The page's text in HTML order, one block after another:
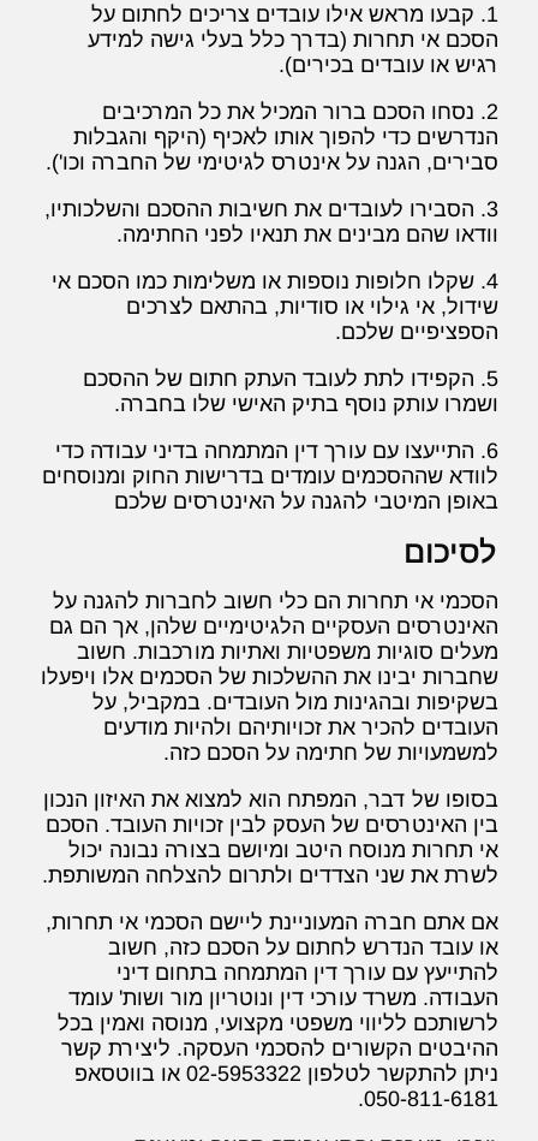
1. קבעו מראש אילו עובדים צריכים לחתום על
הסכם אי תחרות (בדרך כלל בעלי גישה למידע
רגיש או עובדים בכירים).
2. נסחו הסכם ברור המכיל את כל המרכיבים
הנדרשים כדי להפוך אותו לאכיף (היקף והגבלות
סבירים, הגנה על אינטרס לגיטימי של החברה וכו').
3. הסבירו לעובדים את חשיבות ההסכם והשלכותיו,
וודאו שהם מבינים את תנאיו לפני החתימה.
4. שקלו חלופות נוספות או משלימות כמו הסכם אי
שידול, אי גילוי או סודיות, בהתאם לצרכים
הספציפיים שלכם.
5. הקפידו לתת לעובד העתק חתום של ההסכם
ושמרו עותק נוסף בתיק האישי שלו בחברה.
6. התייעצו עם עורך דין המתמחה בדיני עבודה כדי
לוודא שההסכמים עומדים בדרישות החוק ומנוסחים
באופן המיטבי להגנה על האינטרסים שלכם
לסיכום
הסכמי אי תחרות הם כלי חשוב לחברות להגנה על
האינטרסים העסקיים הלגיטימיים שלהן, אך הם גם
מעלים סוגיות משפטיות ואתיות מורכבות. חשוב
שחברות יבינו את ההשלכות של הסכמים אלו ויפעלו
בשקיפות ובהגינות מול העובדים. במקביל, על
העובדים להכיר את זכויותיהם ולהיות מודעים
למשמעויות של חתימה על הסכם כזה.
בסופו של דבר, המפתח הוא למצוא את האיזון הנכון
בין האינטרסים של העסק לבין זכויות העובד. הסכם
אי תחרות מנוסח היטב ומיושם בצורה נבונה יכול
לשרת את שני הצדדים ולתרום להצלחה המשותפת.
אם אתם חברה המעוניינת ליישם הסכמי אי תחרות,
או עובד הנדרש לחתום על הסכם כזה, חשוב
להתייעץ עם עורך דין המתמחה בתחום דיני
העבודה. משרד עורכי דין ונוטריון מור ושות' עומד
לרשותכם לליווי משפטי מקצועי, מנוסה ואמין בכל
ההיבטים הקשורים להסכמי העסקה. ליצירת קשר
ניתן להתקשר לטלפון 02-5953322 או בווטסאפ
050-811-6181.